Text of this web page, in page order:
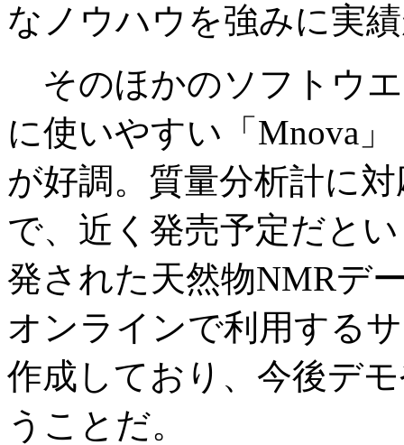
なノウハウを強みに実
そのほかのソフトウ
に使いやすい「Mnova
が好調。質量分析計に
で、近く発売予定だと
発された天然物NMRデ
オンラインで利用する
作成しており、今後デ
うことだ。